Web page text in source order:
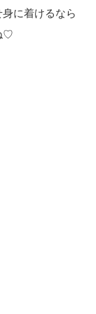
に着けるなら
♡